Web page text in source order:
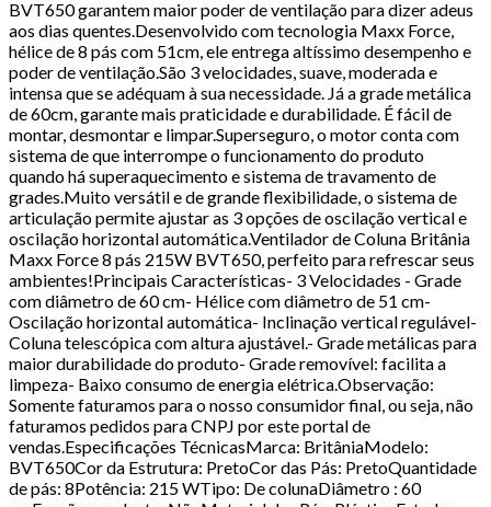
BVT650 garantem maior poder de ventilação para dizer adeus
aos dias quentes.Desenvolvido com tecnologia Maxx Force,
hélice de 8 pás com 51cm, ele entrega altíssimo desempenho e
poder de ventilação.São 3 velocidades, suave, moderada e
intensa que se adéquam à sua necessidade. Já a grade metálica
de 60cm, garante mais praticidade e durabilidade. É fácil de
montar, desmontar e limpar.Superseguro, o motor conta com
sistema de que interrompe o funcionamento do produto
quando há superaquecimento e sistema de travamento de
grades.Muito versátil e de grande flexibilidade, o sistema de
articulação permite ajustar as 3 opções de oscilação vertical e
oscilação horizontal automática.Ventilador de Coluna Britânia
Maxx Force 8 pás 215W BVT650, perfeito para refrescar seus
ambientes!Principais Características- 3 Velocidades - Grade
com diâmetro de 60 cm- Hélice com diâmetro de 51 cm-
Oscilação horizontal automática- Inclinação vertical regulável-
Coluna telescópica com altura ajustável.- Grade metálicas para
maior durabilidade do produto- Grade removível: facilita a
limpeza- Baixo consumo de energia elétrica.Observação:
Somente faturamos para o nosso consumidor final, ou seja, não
faturamos pedidos para CNPJ por este portal de
vendas.Especificações TécnicasMarca: BritâniaModelo:
BVT650Cor da Estrutura: PretoCor das Pás: PretoQuantidade
de pás: 8Potência: 215 WTipo: De colunaDiâmetro : 60